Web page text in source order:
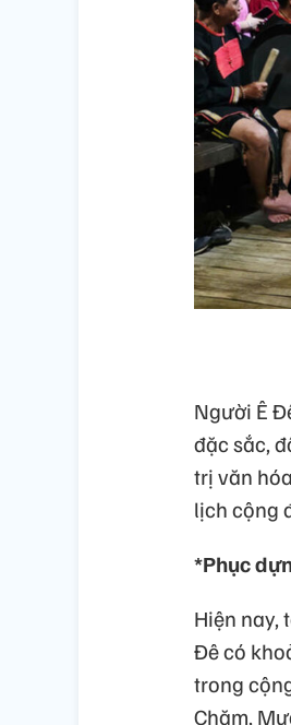
Người Ê
đặc sắc,
trị văn
lịch cộng
*Phục
Hiện nay,
Đê có
trong
Chăm,